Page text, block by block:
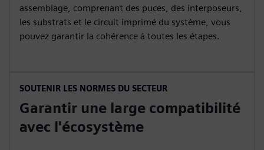
assemblage, comprenant des puces, des interposeurs,
les substrats et le circuit imprimé du système, vous
pouvez garantir la cohérence à toutes les étapes.
SOUTENIR LES NORMES DU SECTEUR
Garantir une large compatibilité
avec l'écosystème